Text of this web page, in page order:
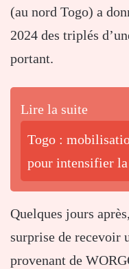
(au nord Togo) a
2024 des triplés
portant.
Lire la suite
Togo :
pour intensifier
Quelques jours
surprise de recevoir
provenant de